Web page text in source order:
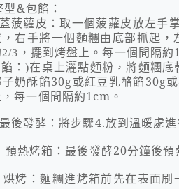
型&包餡：
蓋菠蘿皮：取一個菠蘿皮放左手
右手將一個麵糰由底部抓起
2/3 ，擺到烤盤上。每一個間隔約
：)在桌上灑點麵粉，將麵糰
奶酥餡30g或紅豆乳酪餡30g
每一個間隔約1cm 。
最後發酵：將步驟4.放到溫暖處
預熱烤箱：最後發酵20分鐘後預
烘烤：麵糰進烤箱前先在表面